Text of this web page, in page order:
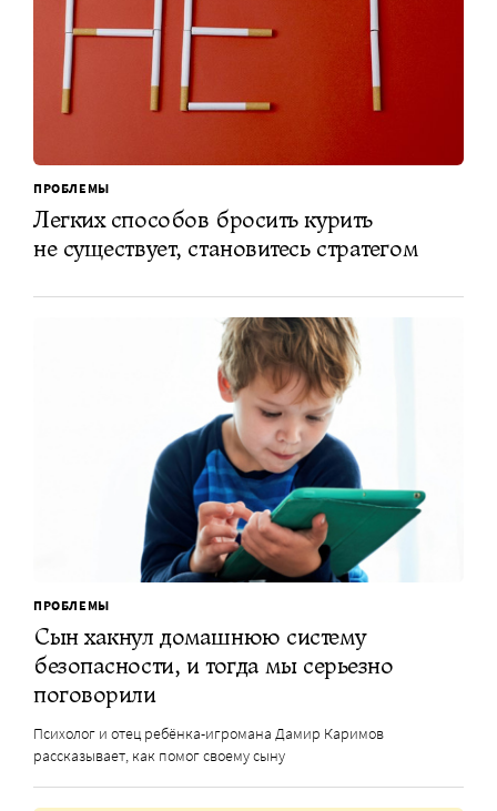
ПРОБЛЕМЫ
Легких способов бросить курить
не существует, становитесь стратегом
ПРОБЛЕМЫ
Сын хакнул домашнюю систему
безопасности, и тогда мы серьезно
поговорили
Психолог и отец ребёнка-игромана Дамир Каримов
рассказывает, как помог своему сыну